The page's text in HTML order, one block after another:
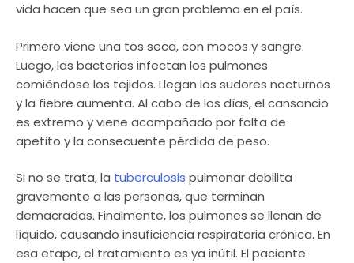
vida hacen que sea un gran problema en el país.
Primero viene una tos seca, con mocos y sangre.
Luego, las bacterias infectan los pulmones
comiéndose los tejidos. Llegan los sudores nocturnos
y la fiebre aumenta. Al cabo de los días, el cansancio
es extremo y viene acompañado por falta de
apetito y la consecuente pérdida de peso.
Si no se trata, la tuberculosis pulmonar debilita
gravemente a las personas, que terminan
demacradas. Finalmente, los pulmones se llenan de
líquido, causando insuficiencia respiratoria crónica. En
esa etapa, el tratamiento es ya inútil. El paciente